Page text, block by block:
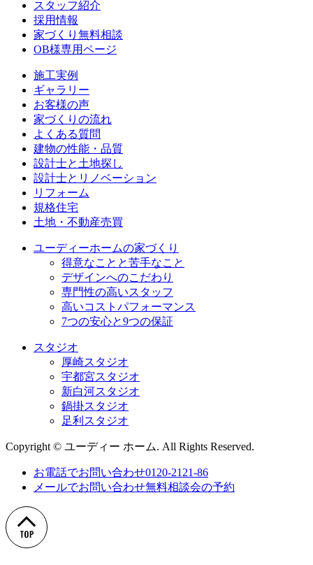
スタッフ紹介
採用情報
家づくり無料相談
OB様専用ページ
施⼯実例
ギャラリー
お客様の声
家づくりの流れ
よくある質問
建物の性能・品質
設計士と土地探し
設計士とリノベーション
リフォーム
規格住宅
⼟地・不動産売買
ユーディーホームの家づくり
得意なことと苦手なこと
デザインへのこだわり
専⾨性の高いスタッフ
高いコストパフォーマンス
7つの安⼼と9つの保証
スタジオ
厚崎スタジオ
宇都宮スタジオ
新白河スタジオ
鍋掛スタジオ
足利スタジオ
Copyright © ユーディー ホーム. All Rights Reserved.
お電話でお問い合わせ0120-2121-86
メールでお問い合わせ無料相談会の予約